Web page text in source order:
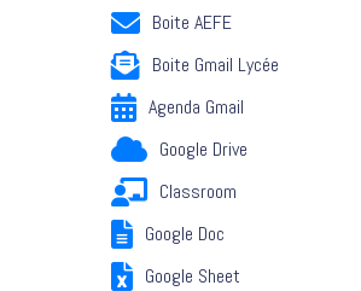
Boite AEFE
Boite Gmail Lycée
Agenda Gmail
Google Drive
Classroom
Google Doc
Google Sheet